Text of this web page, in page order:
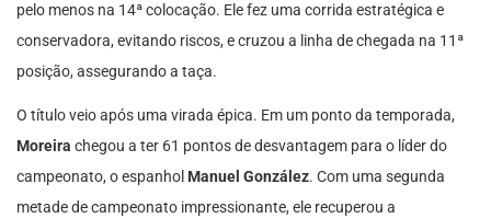
pelo menos na 14ª colocação. Ele fez uma corrida estratégica e
conservadora, evitando riscos, e cruzou a linha de chegada na 11ª
posição, assegurando a taça.
O título veio após uma virada épica. Em um ponto da temporada,
Moreira chegou a ter 61 pontos de desvantagem para o líder do
campeonato, o espanhol Manuel González. Com uma segunda
metade de campeonato impressionante, ele recuperou a